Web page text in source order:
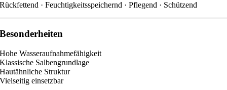
Rückfettend · Feuchtigkeitsspeichernd · Pflegend · Schützend
Besonderheiten
Hohe Wasseraufnahmefähigkeit
Klassische Salbengrundlage
Hautähnliche Struktur
Vielseitig einsetzbar